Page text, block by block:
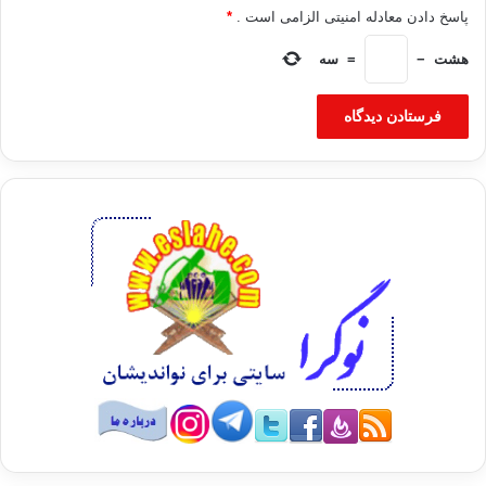
دبيركل جماعت در ادامه، عمق فرهنگ جهاد و مقاومت در برابر ستم
و استبداد و جايگاه رفيع معنويت و تعاليم اسلامي در ميان ملت‌هاي
عرب را ستايش كرد و گفت: در مواردي به‌طور مثال در شهر حماي
برگزار شده است. حمايت از آرمان‌هاي ملت سوريه يك واجب
انساني و يك ضرورت اخلاقي تاريخي است. از ملت بزرگ ايران و
نظام جمهوري اسلامي انتظار مي‌رود هميشه و در همه جا از مظلوم
حمايت كنند نه از ظالم. اين اصل از مباني تخلف‌ناپذير اوليه دين
ماست و به هيچ قيمتي نبايد ناديده گرفته شود.
استاد پيراني همچنين ضمن محكوم دانستن بمباران غيرنظاميان در
مناطق مرزي كردستان عراق، ابراز اميدواري كرد آرامش و آسايش
شهروندان غيرنظامي تحت هر شرايطي از هر تعرضي مصون بماند.
پاسخ دادن معادله امنیتی الزامی است . *
هشت −
= سه